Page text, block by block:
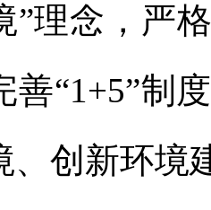
”理念，严
善“1+5”制
、创新环境